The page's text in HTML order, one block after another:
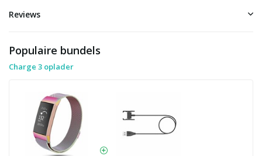
Reviews
Populaire bundels
Charge 3 oplader